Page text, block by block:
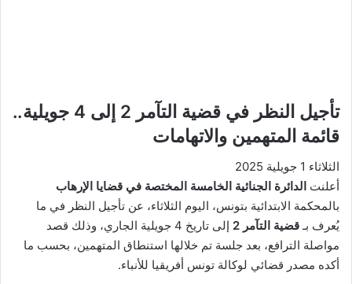
تأجيل النظر في قضية التآمر 2 إلى 4 جويلية..
قائمة المتهمين والاتهامات
الثلاثاء 1 جويلية 2025
أعلنت الدائرة الجنائية الخامسة المختصة في قضايا الإرهاب
بالمحكمة الابتدائية بتونس، اليوم الثلاثاء، عن تأجيل النظر في ما
يُعرف بـقضية التآمر 2
إلى تاريخ 4 جويلية الجاري، وذلك قصد
مواصلة الترافع، بعد جلسة تم خلالها استنطاق المتهمين، بحسب ما
أكده مصدر قضائي لوكالة تونس أفريقيا للأنباء.